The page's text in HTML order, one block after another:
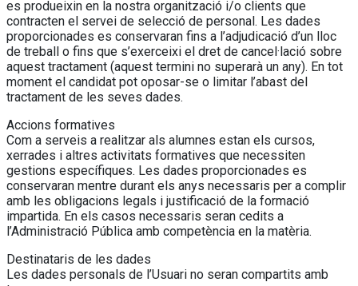
es produeixin en la nostra organització i/o clients que
contracten el servei de selecció de personal. Les dades
proporcionades es conservaran fins a l’adjudicació d’un lloc
de treball o fins que s’exerceixi el dret de cancel·lació sobre
aquest tractament (aquest termini no superarà un any). En tot
moment el candidat pot oposar-se o limitar l’abast del
tractament de les seves dades.
Accions formatives
Com a serveis a realitzar als alumnes estan els cursos,
xerrades i altres activitats formatives que necessiten
gestions específiques. Les dades proporcionades es
conservaran mentre durant els anys necessaris per a complir
amb les obligacions legals i justificació de la formació
impartida. En els casos necessaris seran cedits a
l’Administració Pública amb competència en la matèria.
Destinataris de les dades
Les dades personals de l’Usuari no seran compartits amb